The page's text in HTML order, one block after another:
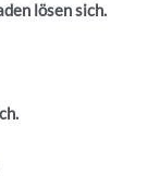
lösen sich.